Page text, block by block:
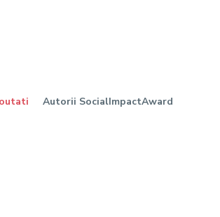
Autorii SocialImpactAward